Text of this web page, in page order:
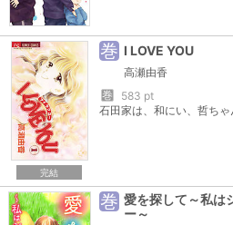
完結
巻 I LOVE YOU
高瀬由香
巻
583 pt
巻 愛を探して～私は
ー～